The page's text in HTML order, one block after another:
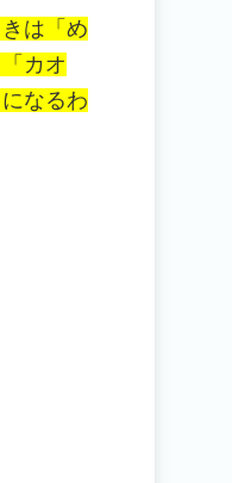
は「め
カオ
なるわ